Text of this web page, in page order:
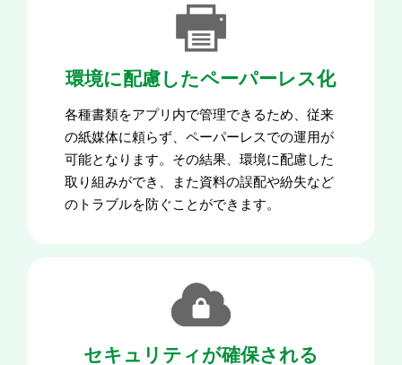
環境に配慮したペーパーレス化
各種書類をアプリ内で管理できるため、従来
の紙媒体に頼らず、ペーパーレスでの運用が
可能となります。その結果、環境に配慮した
取り組みができ、また資料の誤配や紛失など
のトラブルを防ぐことができます。
セキュリティが確保される